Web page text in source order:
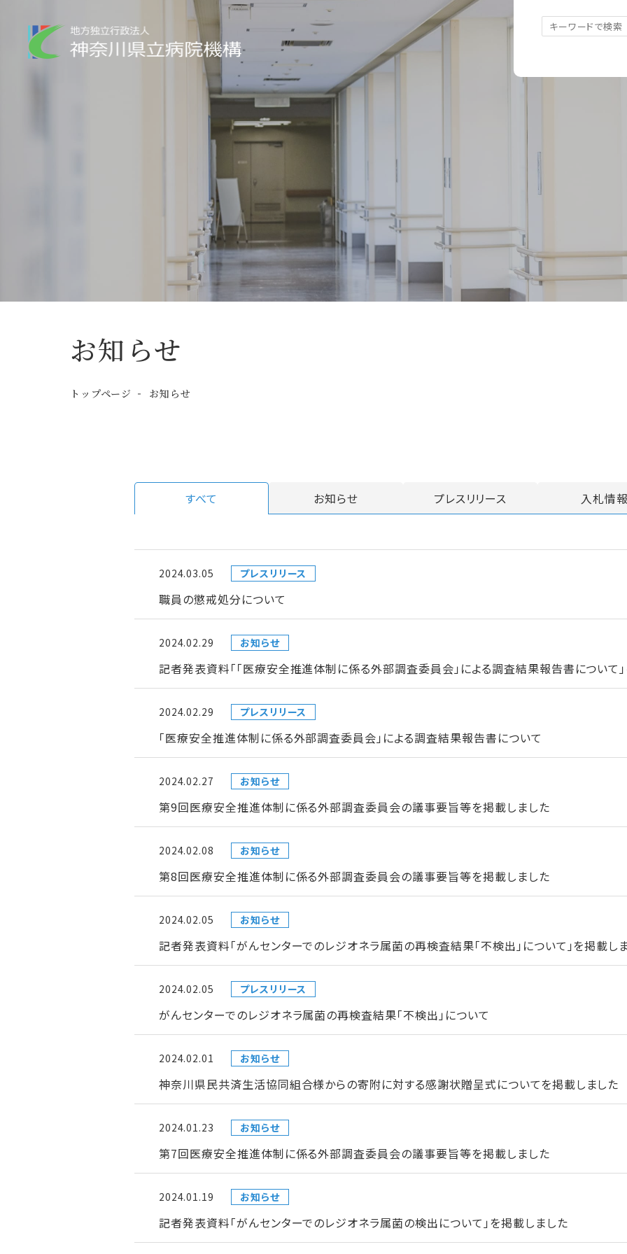
お知らせ
トップページ お知らせ
すべて お知らせ プレスリリース 入札情
2024.03.05 プレスリリース
職員の懲戒処分について
2024.02.29 お知らせ
記者発表資料「「医療安全推進体制に係る外部調査委員会」による調査結果報告書について
2024.02.29 プレスリリース
「医療安全推進体制に係る外部調査委員会」による調査結果報告書について
2024.02.27 お知らせ
第9回医療安全推進体制に係る外部調査委員会の議事要旨等を掲載しました
2024.02.08 お知らせ
第8回医療安全推進体制に係る外部調査委員会の議事要旨等を掲載しました
2024.02.05 お知らせ
記者発表資料「がんセンターでのレジオネラ属菌の再検査結果「不検出」について」を掲載し
2024.02.05 プレスリリース
がんセンターでのレジオネラ属菌の再検査結果「不検出」について
2024.02.01 お知らせ
神奈川県民共済生活協同組合様からの寄附に対する感謝状贈呈式についてを掲載しました
2024.01.23 お知らせ
第7回医療安全推進体制に係る外部調査委員会の議事要旨等を掲載しました
2024.01.19 お知らせ
記者発表資料「がんセンターでのレジオネラ属菌の検出について」を掲載しました